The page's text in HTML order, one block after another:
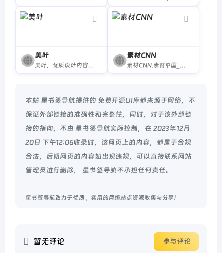
美叶
美叶，优质设计内容推荐平台。向设计从业者，推介不同设计细分领域的杰出代表。
素材CNN
素材CNN,素材中国_免费素材共享平台.图片素材图库提供海量素材,图片下载,设计素材,PSD源文件,矢量图,AI,CDR,EPS等高清图片下载
本站 星书签导航提供的 免费开源UI库都来源于网络，不
保证外部链接的准确性和完整性，同时，对于该外部链
接的指向，不由 星书签导航实际控制，在 2023年12月
20日 下午12:06收录时，该网页上的内容，都属于合规
合法，后期网页的内容如出现违规，可以直接联系网站
管理员进行删除， 星书签导航不承担任何责任。
星书签导航致力于优质、实用的网络站点资源收集与分享！
暂无评论 参与评论